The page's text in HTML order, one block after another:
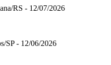
RS - 12/07/2026
SP - 12/06/2026